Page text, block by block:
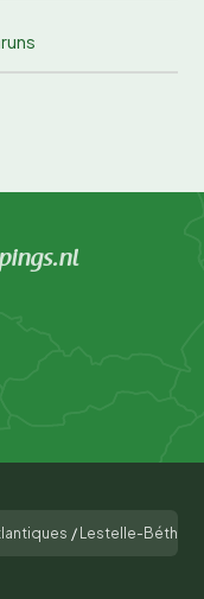
/ Lestelle-